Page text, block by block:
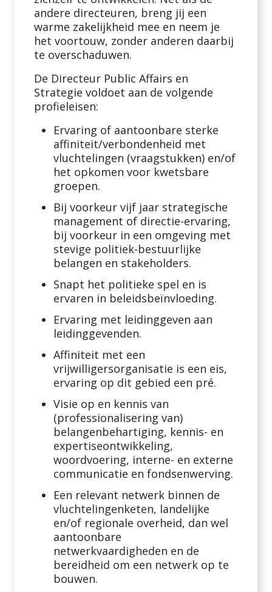
andere directeuren, breng jij een
warme zakelijkheid mee en neem je
het voortouw, zonder anderen daarbij
te overschaduwen.
De Directeur Public Affairs en
Strategie voldoet aan de volgende
profieleisen:
Ervaring of aantoonbare sterke
affiniteit/verbondenheid met
vluchtelingen (vraagstukken) en/of
het opkomen voor kwetsbare
groepen.
Bij voorkeur vijf jaar strategische
management of directie-ervaring,
bij voorkeur in een omgeving met
stevige politiek-bestuurlijke
belangen en stakeholders.
Snapt het politieke spel en is
ervaren in beleidsbeïnvloeding.
Ervaring met leidinggeven aan
leidinggevenden.
Affiniteit met een
vrijwilligersorganisatie is een eis,
ervaring op dit gebied een pré.
Visie op en kennis van
(professionalisering van)
belangenbehartiging, kennis- en
expertiseontwikkeling,
woordvoering, interne- en externe
communicatie en fondsenwerving.
Een relevant netwerk binnen de
vluchtelingenketen, landelijke
en/of regionale overheid, dan wel
aantoonbare
netwerkvaardigheden en de
bereidheid om een netwerk op te
bouwen.